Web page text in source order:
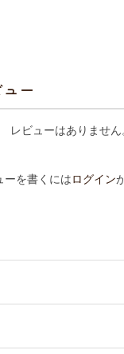
ー
レビューはありません
を書くにはログイン